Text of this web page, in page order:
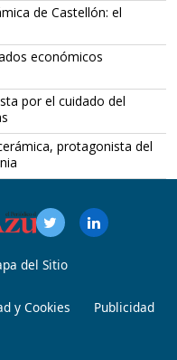
de Castellón: el
económicos
por el cuidado del
protagonista del
del Sitio
y Cookies Publicidad